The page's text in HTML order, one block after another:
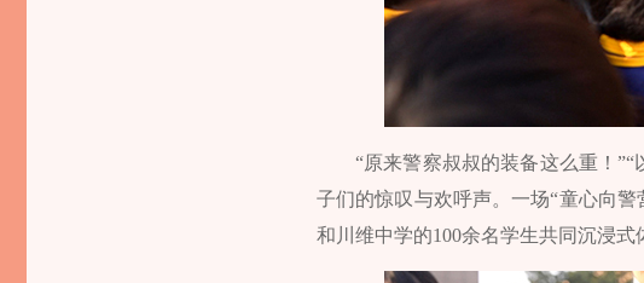
“原来警察叔叔的装备这么重！
子们的惊叹与欢呼声。一场“童心向
和川维中学的100余名学生共同沉浸式